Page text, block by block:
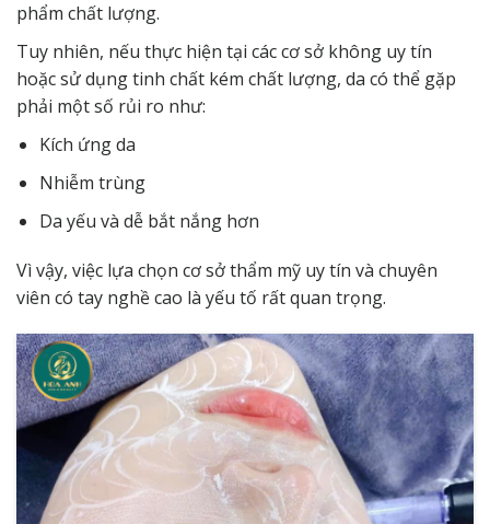
phẩm chất lượng.
Tuy nhiên, nếu thực hiện tại các cơ sở không uy tín
hoặc sử dụng tinh chất kém chất lượng, da có thể gặp
phải một số rủi ro như:
Kích ứng da
Nhiễm trùng
Da yếu và dễ bắt nắng hơn
Vì vậy, việc lựa chọn cơ sở thẩm mỹ uy tín và chuyên
viên có tay nghề cao là yếu tố rất quan trọng.